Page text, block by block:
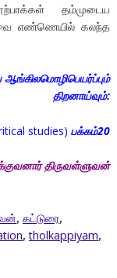
தம்முடைய
எண்ணெயில் கலந்த
ஆங்கிலமொழிபெயர்ப்பும்
திறனாய்வும்:
studies) பக்கம்20
திருவள்ளுவன்
, கட்டுரை,
,tholkappiyam,